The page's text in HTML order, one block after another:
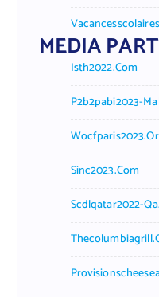
MEDIA
Isth2022.com
P2b2pabi2023-
Sinc2023.com
Scdlqatar2022-